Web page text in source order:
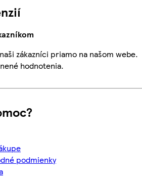
zákazníci priamo na našom webe.
hodnotenia.
podmienky